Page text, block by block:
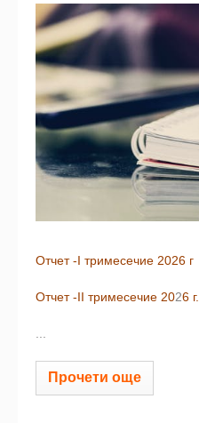
Отчет -I тримесечие 2026 г
Отчет -II тримесечие 2026 г.
...
Прочети още